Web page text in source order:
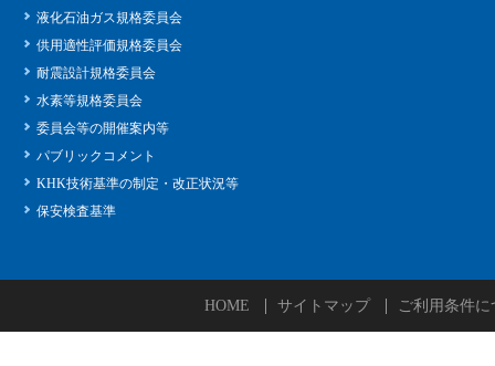
液化石油ガス規格委員会
供用適性評価規格委員会
耐震設計規格委員会
水素等規格委員会
委員会等の開催案内等
パブリックコメント
KHK技術基準の制定・改正状況等
保安検査基準
HOME サイトマップ ご利用条件に